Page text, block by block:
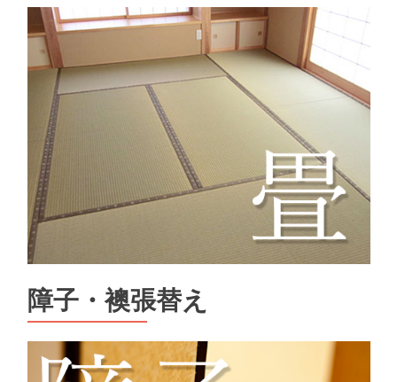
障子・襖張替え